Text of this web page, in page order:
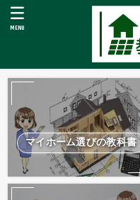
MENU
マイホーム選びの教科書